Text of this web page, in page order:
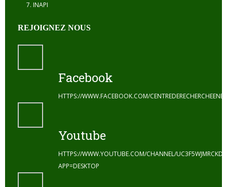
INAPI
REJOIGNEZ NOUS
Facebook
HTTPS://WWW.FACEBOOK.COM/
Youtube
HTTPS://WWW.YOUTUBE.COM/CHANNEL/
APP=DESKTOP